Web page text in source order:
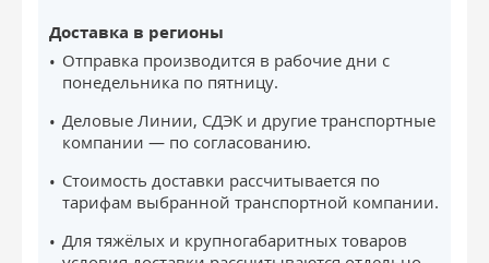
Доставка в регионы
Отправка производится в рабочие дни с
понедельника по пятницу.
Деловые Линии, СДЭК и другие транспортные
компании — по согласованию.
Стоимость доставки рассчитывается по
тарифам выбранной транспортной компании.
Для тяжёлых и крупногабаритных товаров